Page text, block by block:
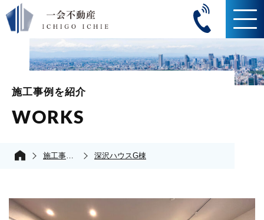
施工事例を紹介
WORKS
施工事例の紹介 深沢ハウスG棟